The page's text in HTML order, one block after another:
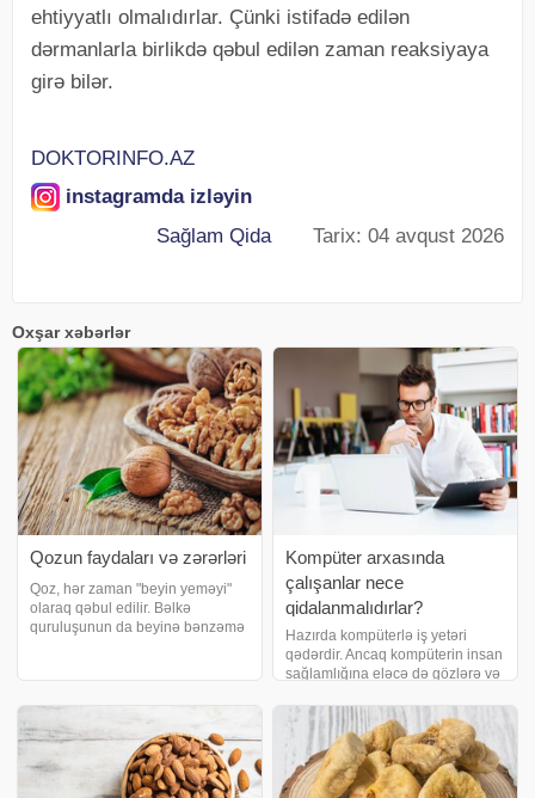
ehtiyyatlı olmalıdırlar. Çünki istifadə edilən
dərmanlarla birlikdə qəbul edilən zaman reaksiyaya
girə bilər.
DOKTORINFO.AZ
instagramda izləyin
Sağlam Qida Tarix: 04 avqust 2026
Oxşar xəbərlər
Qozun faydaları və zərərləri
Qoz, hər zaman "beyin yeməyi"
olaraq qəbul edilir. Bəlkə
quruluşunun da beyinə bənzəmə
sağlamlığını qoruyur və uyğun
çəkidə qalmağa kömək edir. Bir
Kompüter arxasında
çalışanlar nece
qidalanmalıdırlar?
Hazırda kompüterlə iş yetəri
qədərdir. Ancaq kompüterin insan
sağlamlığına eləcə də gözlərə və
xəbər verir ki, kompüterlə işləmək
beyin fəaliyyətini artıran işlərdən
hesab edilir. Az məluma